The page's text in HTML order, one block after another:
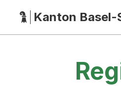
Hauptnavigation
Kanton